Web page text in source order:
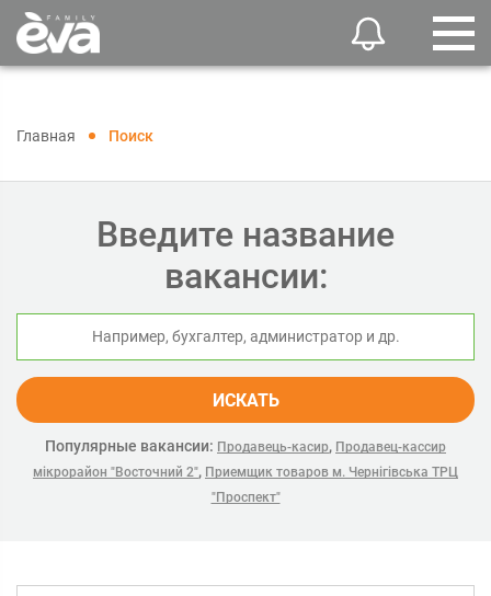
Главная Поиск
Введите название
вакансии:
ИСКАТЬ
Популярные вакансии: Продавець-касир, Продавец-кассир
мікрорайон "Восточний 2", Приемщик товаров м. Чернігівська ТРЦ
"Проспект"